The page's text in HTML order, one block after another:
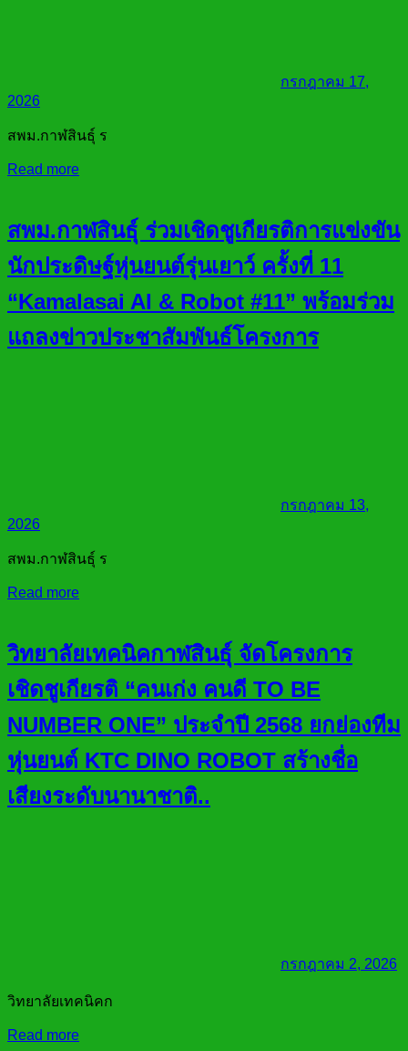
กรกฎาคม 17,
2026
สพม.กาฬสินธุ์ ร
Read more
สพม.กาฬสินธุ์ ร่วมเชิดชูเกียรติการแข่งขัน
นักประดิษฐ์หุ่นยนต์รุ่นเยาว์ ครั้งที่ 11
“Kamalasai AI & Robot #11” พร้อมร่วม
แถลงข่าวประชาสัมพันธ์โครงการ
กรกฎาคม 13,
2026
สพม.กาฬสินธุ์ ร
Read more
วิทยาลัยเทคนิคกาฬสินธุ์ จัดโครงการ
เชิดชูเกียรติ “คนเก่ง คนดี TO BE
NUMBER ONE” ประจำปี 2568 ยกย่องทีม
หุ่นยนต์ KTC DINO ROBOT สร้างชื่อ
เสียงระดับนานาชาติ..
กรกฎาคม 2, 2026
วิทยาลัยเทคนิคก
Read more